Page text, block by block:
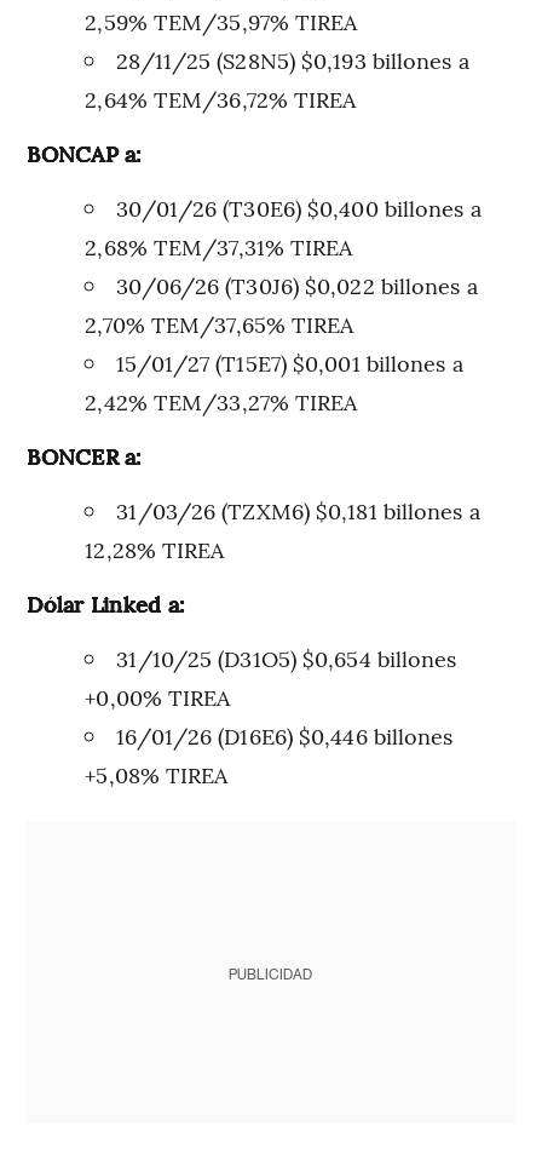
2,59% TEM/35,97% TIREA
28/11/25 (S28N5) $0,193 billones a
2,64% TEM/36,72% TIREA
BONCAP a:
30/01/26 (T30E6) $0,400 billones a
2,68% TEM/37,31% TIREA
30/06/26 (T30J6) $0,022 billones a
2,70% TEM/37,65% TIREA
15/01/27 (T15E7) $0,001 billones a
2,42% TEM/33,27% TIREA
BONCER a:
31/03/26 (TZXM6) $0,181 billones a
12,28% TIREA
Dólar Linked a:
31/10/25 (D31O5) $0,654 billones
+0,00% TIREA
16/01/26 (D16E6) $0,446 billones
+5,08% TIREA
PUBLICIDAD